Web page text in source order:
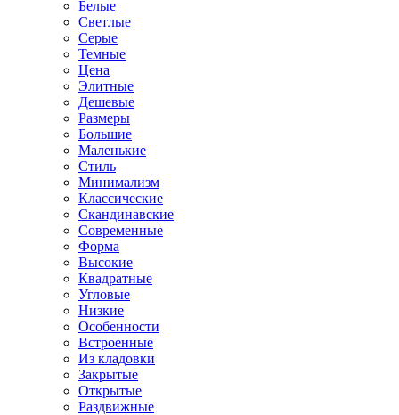
Белые
Светлые
Серые
Темные
Цена
Элитные
Дешевые
Размеры
Большие
Маленькие
Стиль
Минимализм
Классические
Скандинавские
Современные
Форма
Высокие
Квадратные
Угловые
Низкие
Особенности
Встроенные
Из кладовки
Закрытые
Открытые
Раздвижные